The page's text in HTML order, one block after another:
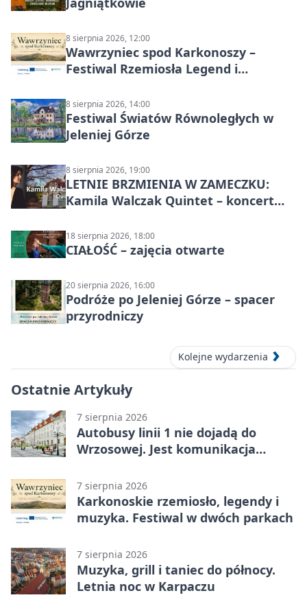
8 sierpnia 2026, 12:00
Wawrzyniec spod Karkonoszy –
Festiwal Rzemiosła Legend i
8 sierpnia 2026, 14:00
Festiwal Światów Równoległych w
Jeleniej Górze
8 sierpnia 2026, 19:00
LETNIE BRZMIENIA W ZAMECZKU:
Kamila Walczak Quintet – koncert
18 sierpnia 2026, 18:00
CIAŁOŚĆ – zajęcia otwarte
20 sierpnia 2026, 16:00
Podróże po Jeleniej Górze – spacer
przyrodniczy
Kolejne wydarzenia
Ostatnie Artykuły
7 sierpnia 2026
Autobusy linii 1 nie dojadą do
Wrzosowej. Jest komunikacja
7 sierpnia 2026
Karkonoskie rzemiosło, legendy i
muzyka. Festiwal w dwóch parkach
7 sierpnia 2026
Muzyka, grill i taniec do północy.
Letnia noc w Karpaczu